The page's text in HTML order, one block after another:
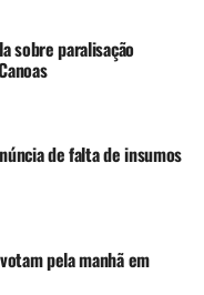
sobre paralisação
de falta de insumos
pela manhã em